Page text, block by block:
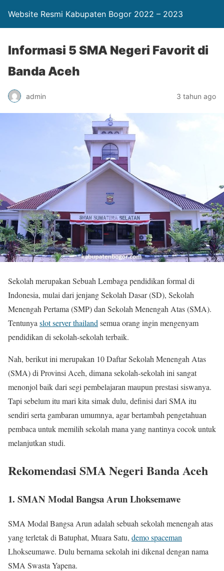
Website Resmi Kabupaten Bogor 2022 – 2023
Informasi 5 SMA Negeri Favorit di
Banda Aceh
admin 3 tahun ago
Sekolah merupakan Sebuah Lembaga pendidikan formal di
Indonesia, mulai dari jenjang Sekolah Dasar (SD), Sekolah
Menengah Pertama (SMP) dan Sekolah Menengah Atas (SMA).
Tentunyaslot server thailandsemua orang ingin mengenyam
pendidikan di sekolah-sekolah terbaik.
Nah, berikut ini merupakan 10 Daftar Sekolah Menengah Atas
(SMA) di Provinsi Aceh, dimana sekolah-sekolah ini sangat
menonjol baik dari segi pembelajaran maupun prestasi siswanya.
Tapi sebelum itu mari kita simak dulu, definisi dari SMA itu
sendiri serta gambaran umumnya, agar bertambah pengetahuan
pembaca untuk memilih sekolah mana yang nantinya cocok untuk
melanjutkan studi.
Rekomendasi SMA Negeri Banda Aceh
1. SMAN Modal Bangsa Arun Lhoksemawe
SMA Modal Bangsa Arun adalah sebuah sekolah menengah atas
yang terletak di Batuphat, Muara Satu, demo spaceman
Lhokseumawe. Dulu bernama sekolah ini dikenal dengan nama
SMA Swasta Yapena.